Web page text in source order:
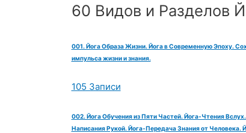
60 Видов и Разделов
001. Йога Образа Жизни. Йога в Современную Эпоху.
импульса жизни и знания.
105 Записи
002. Йога Обучения из Пяти Частей. Йога-Чтения
Написания Рукой. Йога-Передача Знания от Человека.